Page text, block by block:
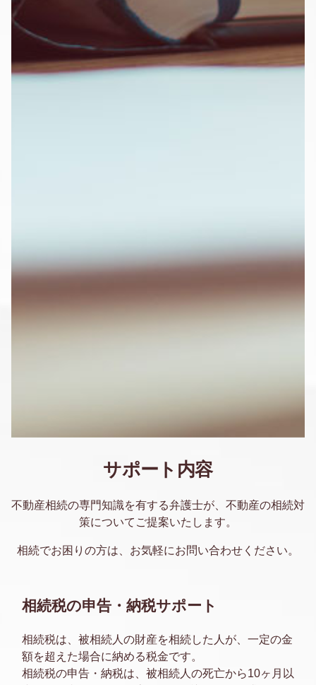
サポート内容
不動産相続の専門知識を有する弁護士が、不動産の相続対
策についてご提案いたします。
相続でお困りの方は、お気軽にお問い合わせください。
相続税の申告・納税サポート
相続税は、被相続人の財産を相続した人が、一定の金
額を超えた場合に納める税金です。
相続税の申告・納税は、被相続人の死亡から10ヶ月以